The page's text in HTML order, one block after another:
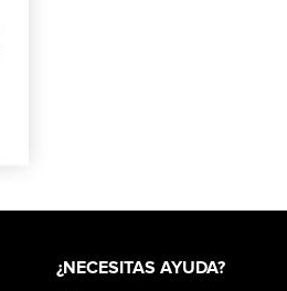
¿NECESITAS AYUDA?